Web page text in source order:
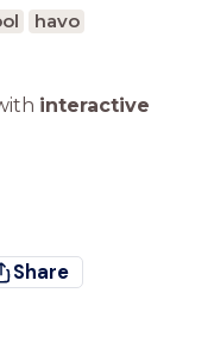
havo
interactive
Share